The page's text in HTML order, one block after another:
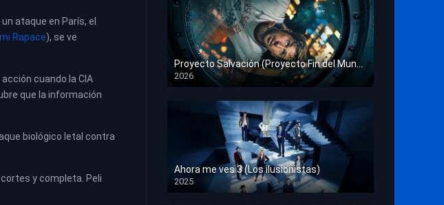
ataque en París, el
Rapace), se ve
cuando la CIA
que la información
biológico letal contra
y completa. Peli
Proyecto Salvación (Proyecto Fin del Mundo)
2026
HD 1080p
Ahora me ves 3 (Los ilusionistas)
2025
HD 1080p